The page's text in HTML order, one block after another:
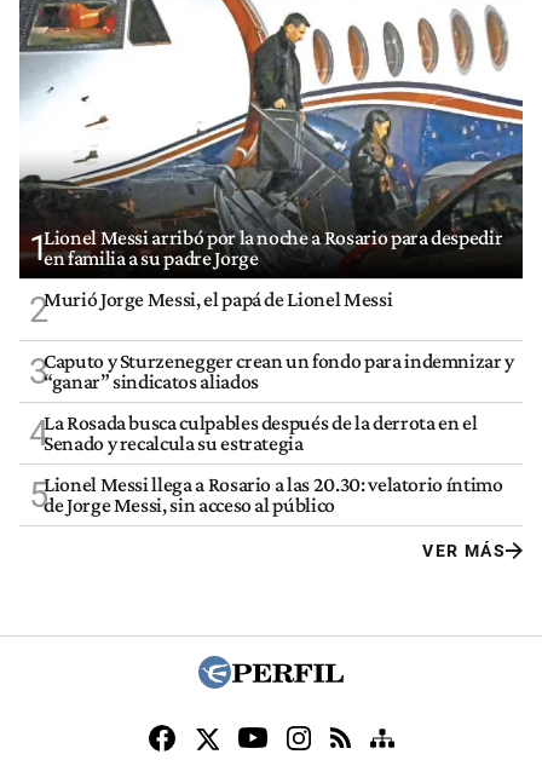
1Lionel Messi arribó por la noche a Rosario para despedir
en familia a su padre Jorge
2Murió Jorge Messi, el papá de Lionel Messi
3Caputo y Sturzenegger crean un fondo para indemnizar y
“ganar” sindicatos aliados
4La Rosada busca culpables después de la derrota en el
Senado y recalcula su estrategia
5Lionel Messi llega a Rosario a las 20.30: velatorio íntimo
de Jorge Messi, sin acceso al público
VER MÁS